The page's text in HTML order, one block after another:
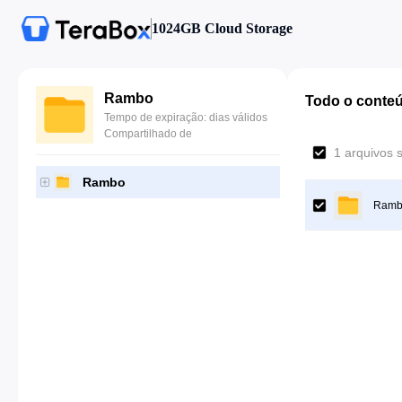
1024GB Cloud Storage
Rambo
Tempo de expiração: dias válidos
Compartilhado de
Rambo
Todo o
1 arquivos